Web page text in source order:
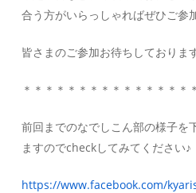
合う方がいらっしゃればぜひご参
皆さまのご参加お待ちしておりま
＊＊＊＊＊＊＊＊＊＊＊＊＊＊＊
前回までのなでしこん部の様子を
ますのでcheckしてみてください♪
https://www.facebook.com/